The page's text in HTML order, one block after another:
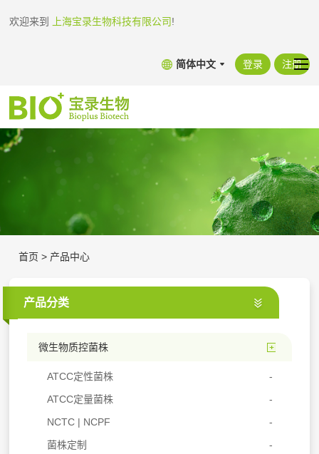
欢迎来到 上海宝录生物科技有限公司!
简体中文 登录 注册
首页 > 产品中心
产品分类
微生物质控菌株
ATCC定性菌株
ATCC定量菌株
NCTC | NCPF
菌株定制